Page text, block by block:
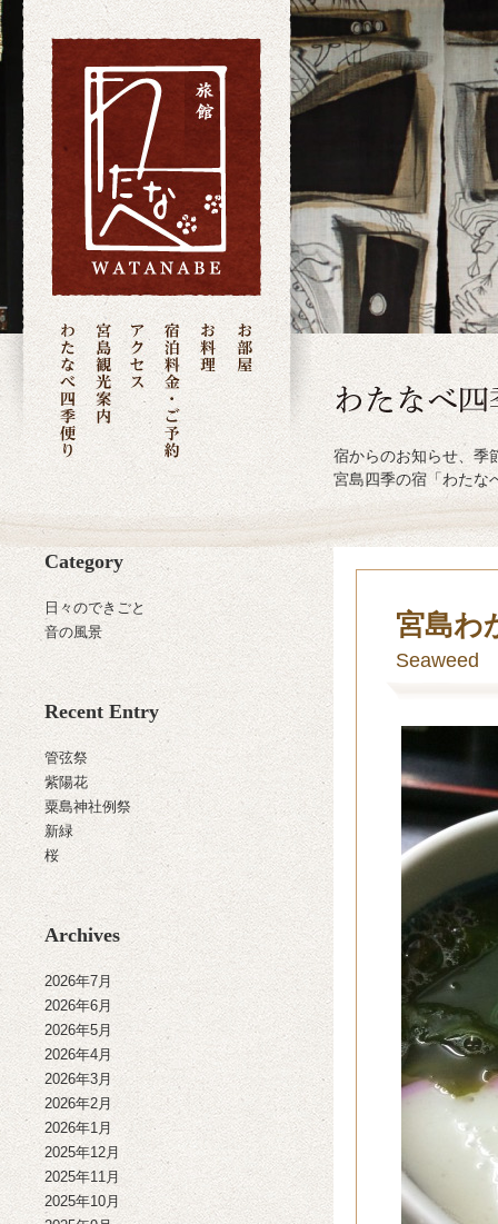
宿からのお知らせ、季
宮島四季の宿「わたな
Category
日々のできごと
音の風景
Recent Entry
管弦祭
紫陽花
粟島神社例祭
新緑
桜
Archives
2026年7月
2026年6月
2026年5月
2026年4月
2026年3月
2026年2月
2026年1月
2025年12月
2025年11月
2025年10月
宮島わ
Seaweed